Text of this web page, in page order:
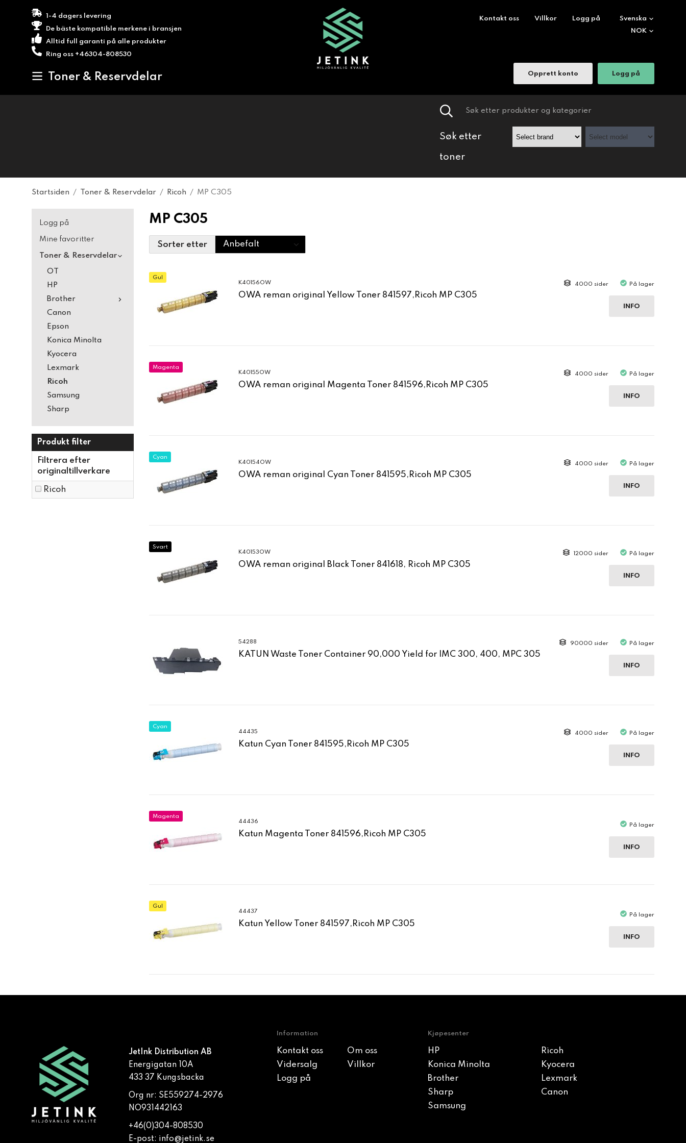
1-4 dagers levering
De bäste kompatible merkene i bransjen
Alltid full garanti på alle produkter
Ring oss +46304-808530
Toner & Reservdelar
Kontakt oss Villkor Logg på
Opprett konto Logg på
Søk etter
toner
Startsiden / Toner & Reservdelar / Ricoh / MP C305
Logg på
Mine favoritter
Toner & Reservdelar
OT
HP
Brother
Canon
Epson
Konica Minolta
Kyocera
Lexmark
Ricoh
Samsung
Sharp
Produkt filter
Filtrera efter
originaltillverkare
Ricoh
MP C305
Sorter etter
Gul
K40156OW
OWA reman original Yellow Toner 841597,Ricoh MP C305
4000 sider På lager
INFO
Magenta
K40155OW
OWA reman original Magenta Toner 841596,Ricoh MP C305
4000 sider På lager
INFO
Cyan
K40154OW
OWA reman original Cyan Toner 841595,Ricoh MP C305
4000 sider På lager
INFO
Svart
K40153OW
OWA reman original Black Toner 841618, Ricoh MP C305
12000 sider På lager
INFO
54288
KATUN Waste Toner Container 90,000 Yield for IMC 300, 400, MPC 305
90000 sider På lager
INFO
Cyan
44435
Katun Cyan Toner 841595,Ricoh MP C305
4000 sider På lager
INFO
Magenta
44436
Katun Magenta Toner 841596,Ricoh MP C305
På lager
INFO
Gul
44437
Katun Yellow Toner 841597,Ricoh MP C305
På lager
INFO
JetInk Distribution AB
Energigatan 10A
433 37 Kungsbacka
Org nr: SE559274-2976
NO931442163
+46(0)304-808530
E-post: info@jetink.se
Information
Kontakt oss
Om oss
Vidersalg
Villkor
Logg på
Kjøpesenter
HP
Ricoh
Konica Minolta
Kyocera
Brother
Lexmark
Sharp
Canon
Samsung